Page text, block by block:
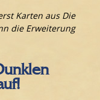
Karten aus Die
die Erweiterung